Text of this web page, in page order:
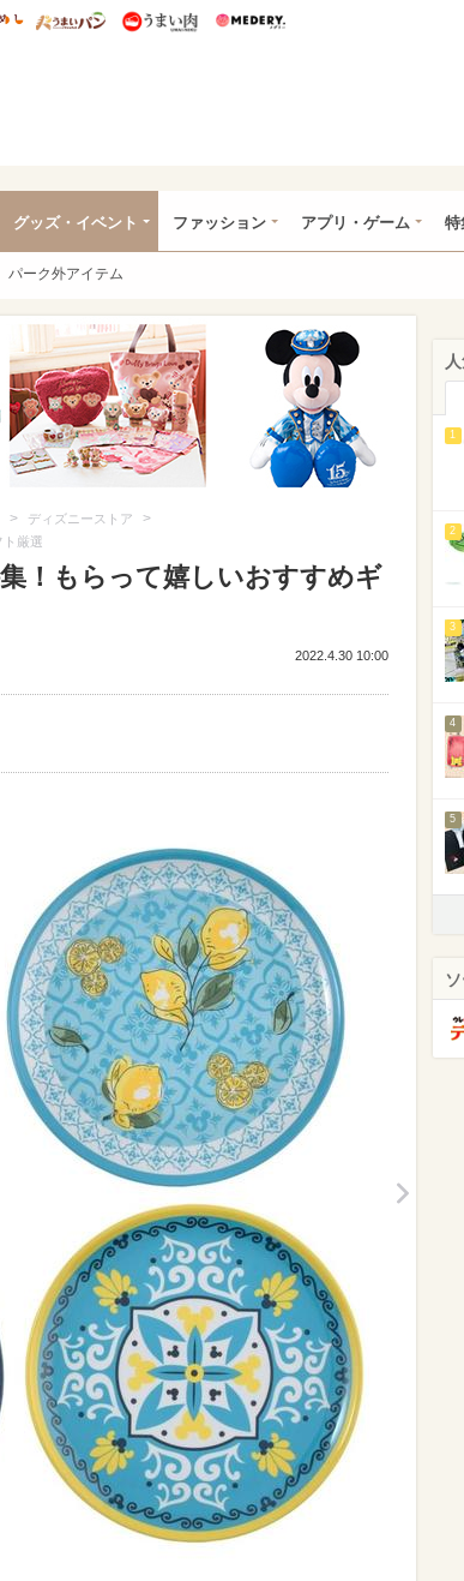
ズニー特集
うまいめし うまいパン うまい肉
グッズ・イベント ファッション アプリ・ゲーム 特
パーク外アイテム
> ディズニーストア >
厳選
！もらって嬉しいおすすめギ
2022.4.30 10:00
1
2
3
4
5